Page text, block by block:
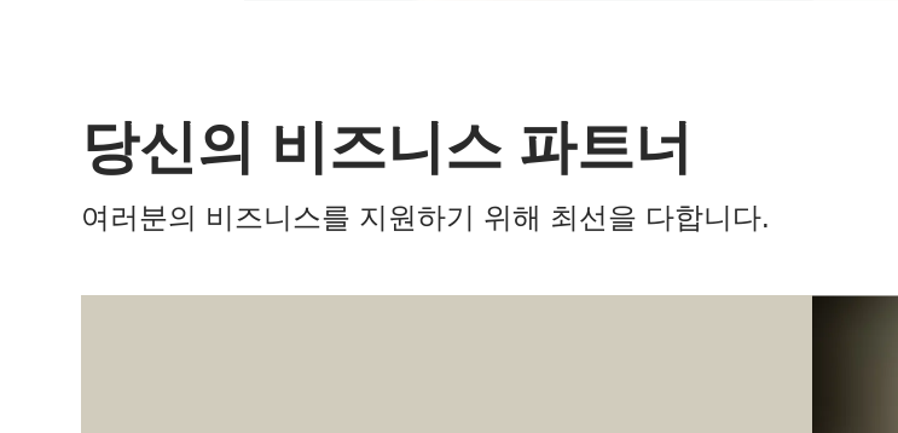
당신의 비즈니스 파트너
여러분의 비즈니스를 지원하기 위해 최선을 다합니다.